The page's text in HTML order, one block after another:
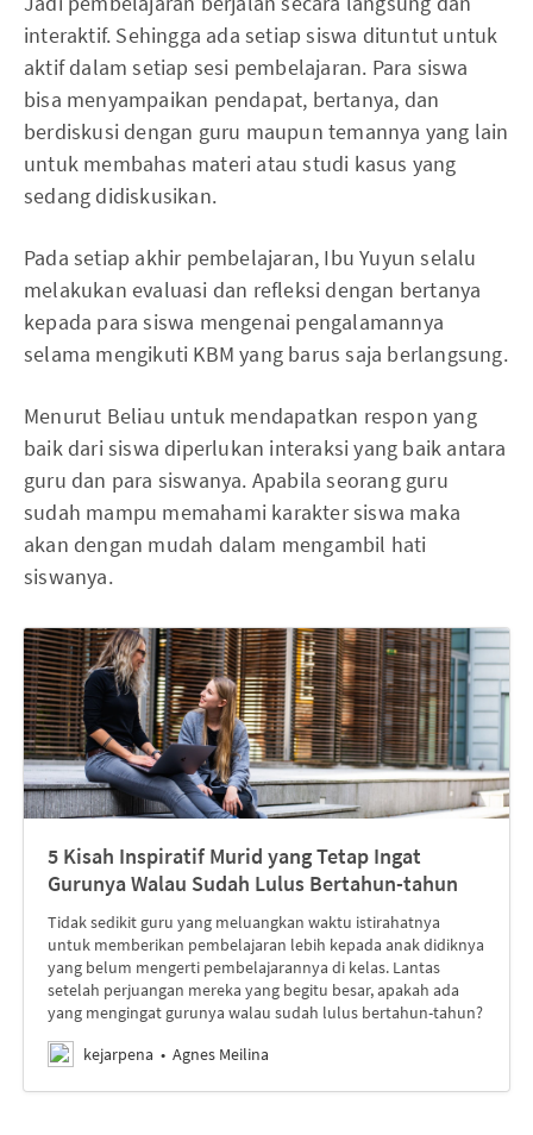
interaktif. Sehingga ada setiap siswa dituntut untuk
aktif dalam setiap sesi pembelajaran. Para siswa
bisa menyampaikan pendapat, bertanya, dan
berdiskusi dengan guru maupun temannya yang lain
untuk membahas materi atau studi kasus yang
sedang didiskusikan.
Pada setiap akhir pembelajaran, Ibu Yuyun selalu
melakukan evaluasi dan refleksi dengan bertanya
kepada para siswa mengenai pengalamannya
selama mengikuti KBM yang barus saja berlangsung.
Menurut Beliau untuk mendapatkan respon yang
baik dari siswa diperlukan interaksi yang baik antara
guru dan para siswanya. Apabila seorang guru
sudah mampu memahami karakter siswa maka
akan dengan mudah dalam mengambil hati
siswanya.
5 Kisah Inspiratif Murid yang Tetap Ingat
Gurunya Walau Sudah Lulus Bertahun-tahun
Tidak sedikit guru yang meluangkan waktu istirahatnya
untuk memberikan pembelajaran lebih kepada anak didiknya
yang belum mengerti pembelajarannya di kelas. Lantas
setelah perjuangan mereka yang begitu besar, apakah ada
yang mengingat gurunya walau sudah lulus bertahun-tahun?
kejarpena
Agnes Meilina